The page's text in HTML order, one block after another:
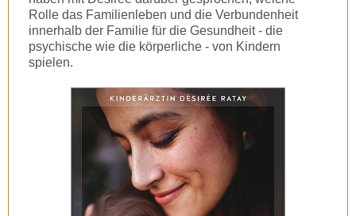
Rolle das Familienleben und die Verbundenheit
innerhalb der Familie für die Gesundheit - die
psychische wie die körperliche - von Kindern
spielen.